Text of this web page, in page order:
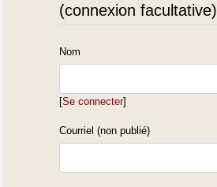
(connexion facultative)
Nom
[Se connecter]
Courriel (non publié)